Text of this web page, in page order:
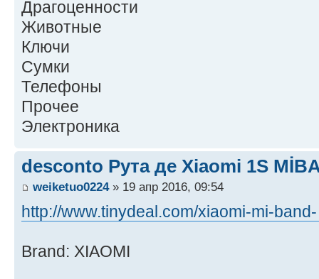
Драгоценности
Животные
Ключи
Сумки
Телефоны
Прочее
Электроника
desconto Рута де Xiaomi 1S
weiketuo0224» 19 апр 2016, 09:54
http://www.tinydeal.com/xiaomi-mi-
Brand: XIAOMI